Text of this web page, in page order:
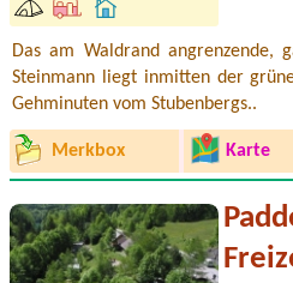
Das am Waldrand angrenzende,
Steinmann liegt inmitten der
Gehminuten vom Stubenbergs..
Merkbox Karte